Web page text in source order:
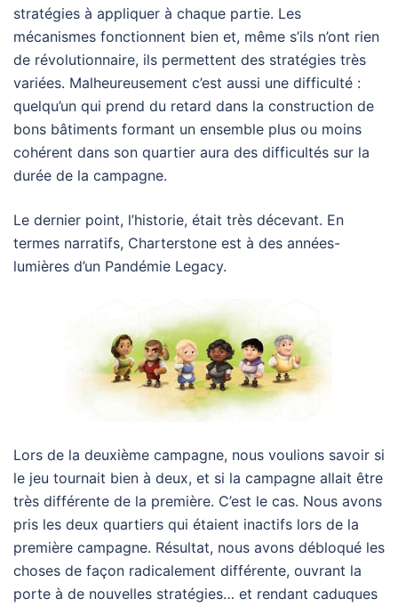
stratégies à appliquer à chaque partie. Les
mécanismes fonctionnent bien et, même s’ils n’ont rien
de révolutionnaire, ils permettent des stratégies très
variées. Malheureusement c’est aussi une difficulté :
quelqu’un qui prend du retard dans la construction de
bons bâtiments formant un ensemble plus ou moins
cohérent dans son quartier aura des difficultés sur la
durée de la campagne.
Le dernier point, l’historie, était très décevant. En
termes narratifs, Charterstone est à des années-
lumières d’un Pandémie Legacy.
Lors de la deuxième campagne, nous voulions savoir si
le jeu tournait bien à deux, et si la campagne allait être
très différente de la première. C’est le cas. Nous avons
pris les deux quartiers qui étaient inactifs lors de la
première campagne. Résultat, nous avons débloqué les
choses de façon radicalement différente, ouvrant la
porte à de nouvelles stratégies… et rendant caduques